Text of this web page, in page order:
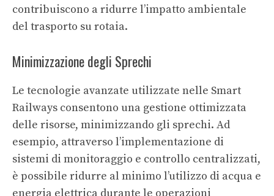
contribuiscono a ridurre l’impatto ambientale
del trasporto su rotaia.
Minimizzazione degli Sprechi
Le tecnologie avanzate utilizzate nelle Smart
Railways consentono una gestione ottimizzata
delle risorse, minimizzando gli sprechi. Ad
esempio, attraverso l’implementazione di
sistemi di monitoraggio e controllo centralizzati,
è possibile ridurre al minimo l’utilizzo di acqua e